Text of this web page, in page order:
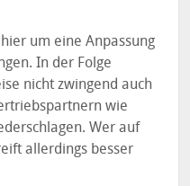
um eine Anpassung
In der Folge
nicht zwingend auch
wie
Wer auf
allerdings besser